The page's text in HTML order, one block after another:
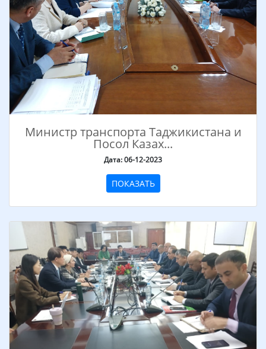
Министр транспорта Таджикистана и
Посол Казах...
Дата: 06-12-2023
ПОКАЗАТЬ